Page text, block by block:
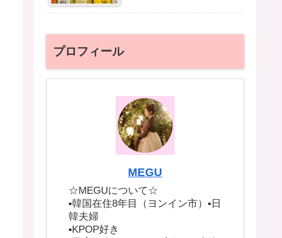
プロフィール
MEGU
☆MEGUについて☆
▪︎韓国在住8年目（ヨンイン市）▪︎日
韓夫婦
▪︎KPOP好き